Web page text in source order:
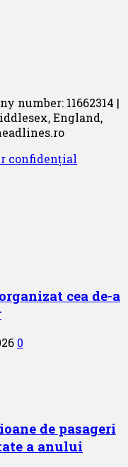
number: 11662314 |
England,
confidențial
cea de-a
0
de pasageri
a anului